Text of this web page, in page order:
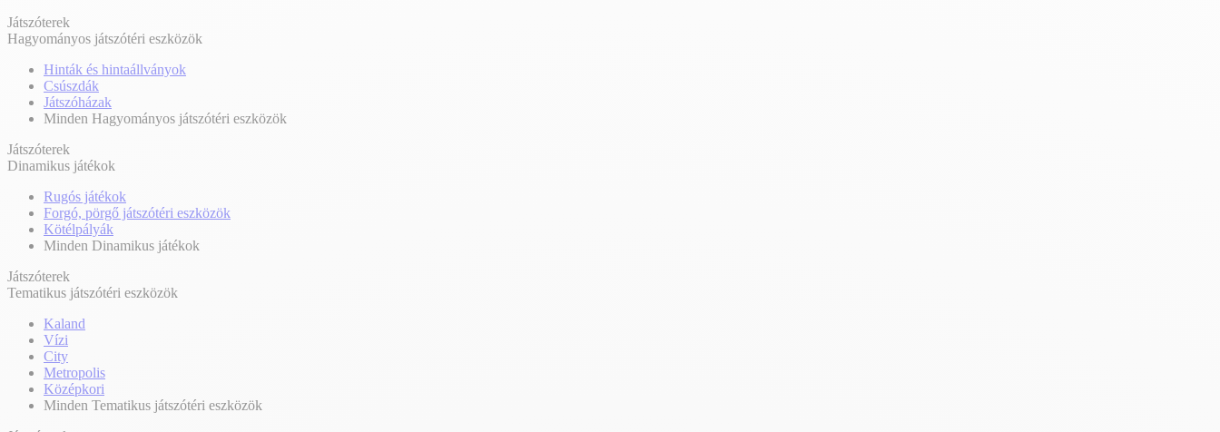
Játszóterek
Hagyományos játszótéri eszközök
Hinták és hintaállványok
Csúszdák
Játszóházak
Minden Hagyományos játszótéri eszközök
Játszóterek
Dinamikus játékok
Rugós játékok
Forgó, pörgő játszótéri eszközök
Kötélpályák
Minden Dinamikus játékok
Játszóterek
Tematikus játszótéri eszközök
Kaland
Vízi
City
Metropolis
Középkori
Minden Tematikus játszótéri eszközök